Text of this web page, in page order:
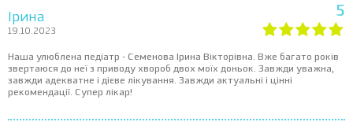
Ірина
19.10.2023
5
Наша улюблена педіатр - Семенова Ірина Вікторівна. Вже багато років
звертаюся до неї з приводу хвороб двох моїх доньок. Завжди уважна,
завжди адекватне і дієве лікування. Завжди актуальні і цінні
рекомендації. Супер лікар!